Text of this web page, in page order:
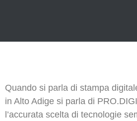
Quando si parla di stampa
in Alto Adige si parla di
l’accurata scelta di tecnologie